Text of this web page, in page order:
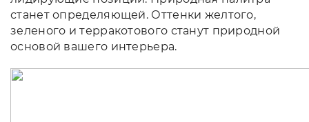
станет определяющей. Оттенки желтого,
зеленого и терракотового станут природной
основой вашего интерьера.